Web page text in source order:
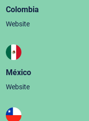
Colombia
Website
México
Website